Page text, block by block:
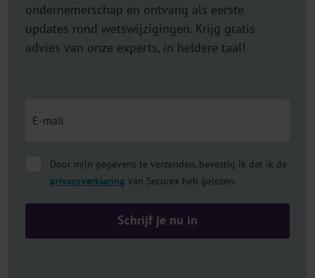
ondernemerschap en ontvang als eerste
updates rond wetswijzigingen. Krijg gratis
advies van onze experts, in heldere taal!
Door mijn gegevens te verzenden, bevestig ik dat ik de
privacyverklaring van Securex heb gelezen.